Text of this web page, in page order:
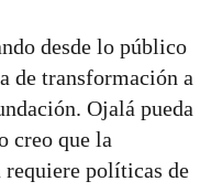
desde lo público
de transformación a
Ojalá pueda
creo que la
políticas de